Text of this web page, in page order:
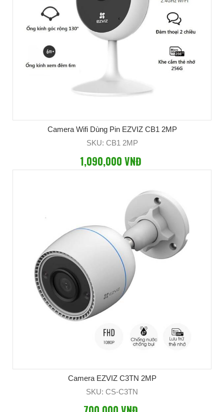
Camera Wifi Dùng Pin EZVIZ CB1 2MP
SKU: CB1 2MP
1,090,000 VNĐ
Camera EZVIZ C3TN 2MP
SKU: CS-C3TN